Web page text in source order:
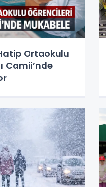
Ortaokulu
Camii’nde